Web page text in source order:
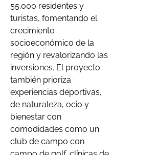
55.000 residentes y
turistas, fomentando el
crecimiento
socioeconómico de la
región y revalorizando las
inversiones. El proyecto
también prioriza
experiencias deportivas,
de naturaleza, ocio y
bienestar con
comodidades como un
club de campo con